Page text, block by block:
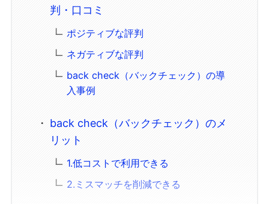
判・口コミ
ポジティブな評判
ネガティブな評判
back check（バックチェック）の導
入事例
back check（バックチェック）のメ
リット
1.低コストで利用できる
2.ミスマッチを削減できる